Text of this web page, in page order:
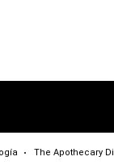
The Apothecary